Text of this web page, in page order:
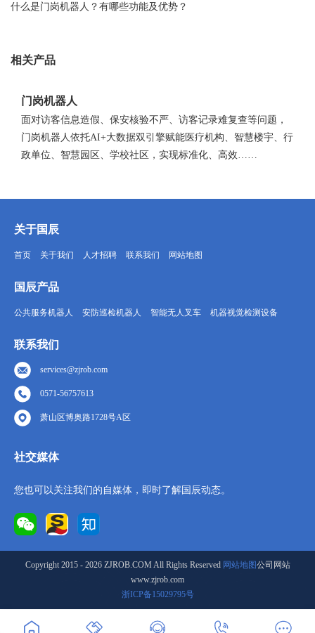
什么是门岗机器人？有哪些功能及优势？
相关产品
门岗机器人
面对访客信息造假、保安核验不严、访客记录难复查等问题，
门岗机器人依托AI+大数据双引擎赋能医疗机构、智慧楼宇、行
政单位、智慧园区、学校社区，实现标准化、高效……
关于国辰
首页 关于我们 人才招聘 联系我们 网站地图
国辰产品
公共服务机器人 安防巡检机器人 智能无人叉车 机器视觉检测设备
联系我们
services@zjrob.com
0571-56757613
萧山区博奥路1728号A区
社交媒体
您也可以关注我们的自媒体，即时了解国辰动态。
Copyright 2015 - 2026 ZJROB.COM All Rights Reserved 网站地图公司网站
www.zjrob.com
浙ICP备15029795号